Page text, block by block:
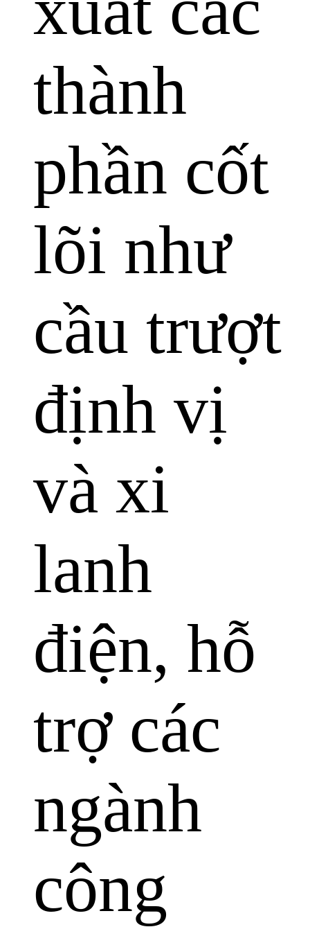
thành
phần cốt
lõi như
cầu trượt
định vị
và xi
lanh
điện, hỗ
trợ các
ngành
công